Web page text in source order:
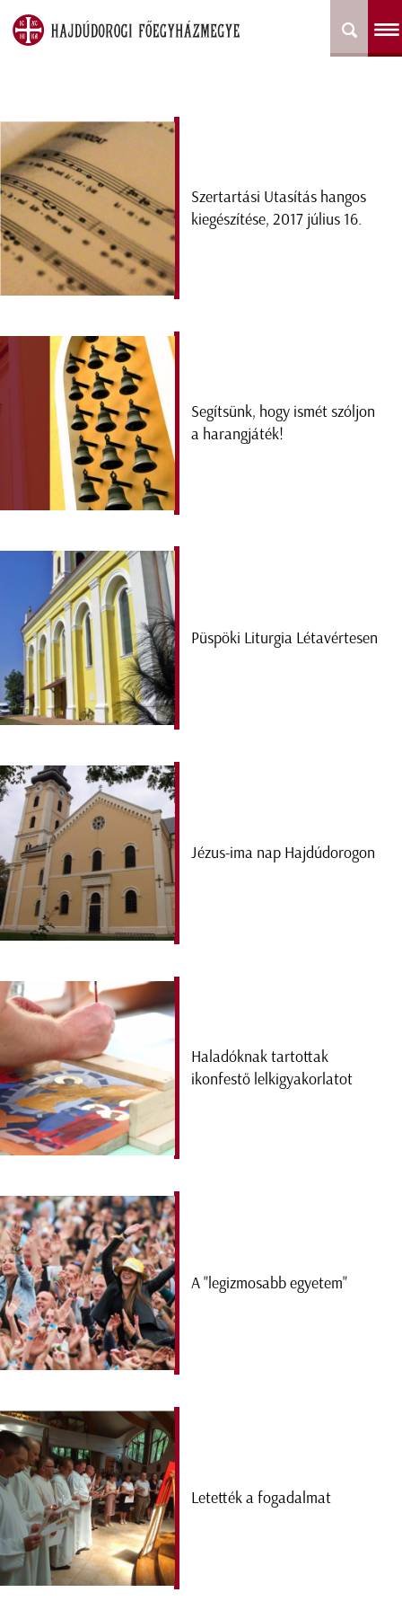
Szertartási Utasítás hangos
kiegészítése, 2017 július 16.
Segítsünk, hogy ismét szóljon
a harangjáték!
Püspöki Liturgia Létavértesen
Jézus-ima nap Hajdúdorogon
Haladóknak tartottak
ikonfestő lelkigyakorlatot
A "legizmosabb egyetem"
Letették a fogadalmat